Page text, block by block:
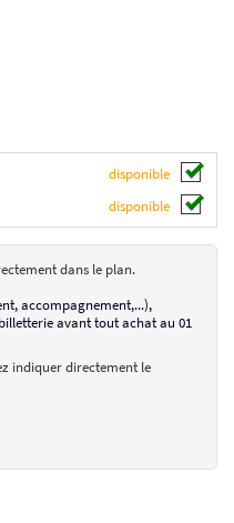
disponible
disponible
dans le plan.
accompagnement,...),
avant tout achat au 01
indiquer directement le